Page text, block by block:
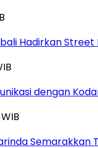
Hadirkan
dengan